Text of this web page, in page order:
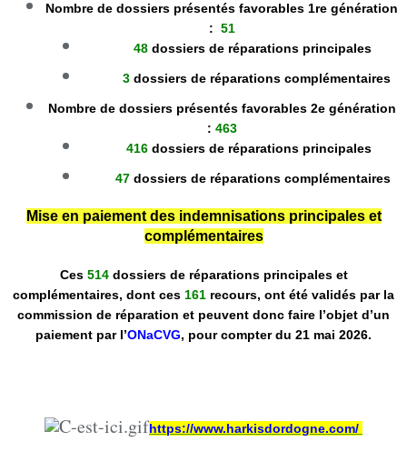
Nombre de dossiers présentés favorables 1re génération
: 51
48 dossiers de réparations principales
3dossiers de réparations complémentaires
Nombre de dossiers présentés favorables 2e génération
: 463
416 dossiers de réparations principales
47dossiers de réparations complémentaires
Mise en paiement des indemnisations principales et
complémentaires
Ces 514dossiers de réparations principales et
complémentaires, dont ces 161 recours, ont été validés par la
commission de réparation et peuvent donc faire l’objet d’un
paiement par l’ONaCVG, pour compter du 21 mai 2026.
https://www.harkisdordogne.com/